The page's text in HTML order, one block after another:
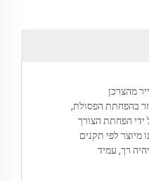
מהצרכן
בהפחתת הפסולת,
הפחתת הצורך
מיוצר לפי תקנים
רך, עמיד